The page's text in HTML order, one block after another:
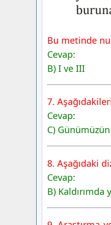
Bu metinde
Cevap:
B) I ve III
7.
Cevap:
C)
8. Aşağıdaki
Cevap:
B)